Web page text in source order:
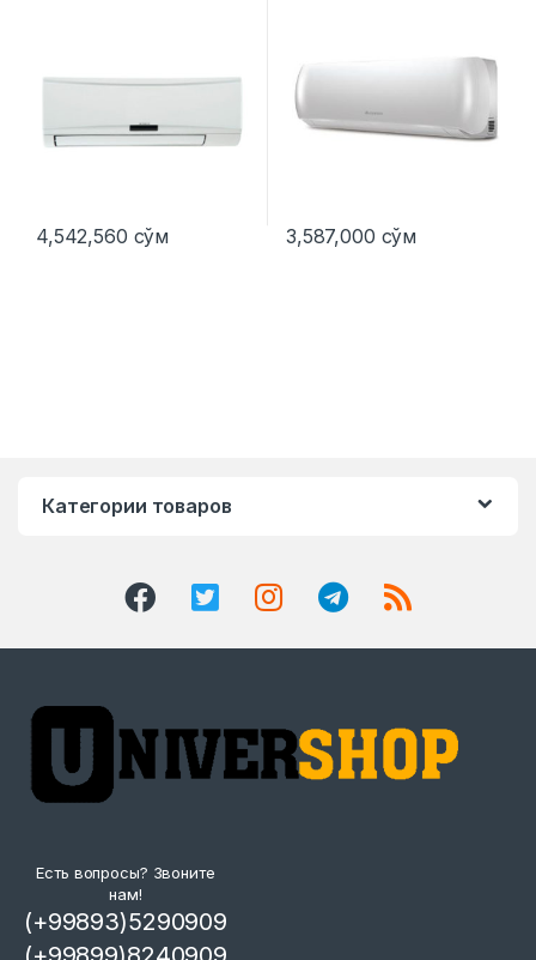
4,542,560 сўм 3,587,000 сўм
Категории товаров
Есть вопросы? Звоните
нам!
(+99893)5290909